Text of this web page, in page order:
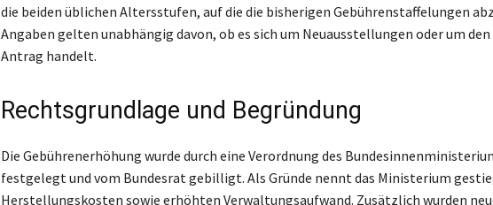
die beiden üblichen Altersstufen, auf die die bisherigen Gebührenstaffelungen
Angaben gelten unabhängig davon, ob es sich um Neuausstellungen oder um
Antrag handelt.
Rechtsgrundlage und Begründung
Die Gebührenerhöhung wurde durch eine Verordnung des
festgelegt und vom Bundesrat gebilligt. Als Gründe nennt das Ministerium
Herstellungskosten sowie erhöhten Verwaltungsaufwand. Zusätzlich wurden